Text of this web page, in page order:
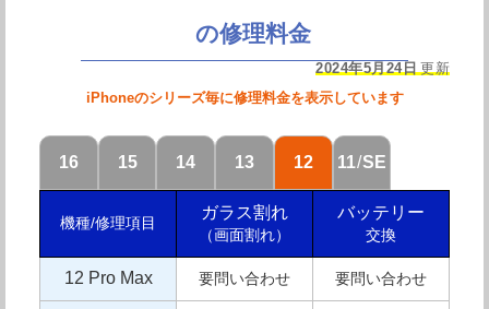
の修理料金
iPhoneのシリーズ毎に修理料金を表示しています
16 15 14 13 12 11/SE
機種/修理項目
ガラス割れ
（画面割れ）
バッテリー
交換
12 Pro Max 要問い合わせ 要問い合わせ
2024年5月24日更新